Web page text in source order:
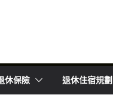
休保險 退休住宿規劃